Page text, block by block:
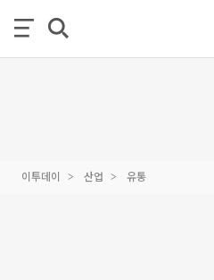
이투데이 산업 유통